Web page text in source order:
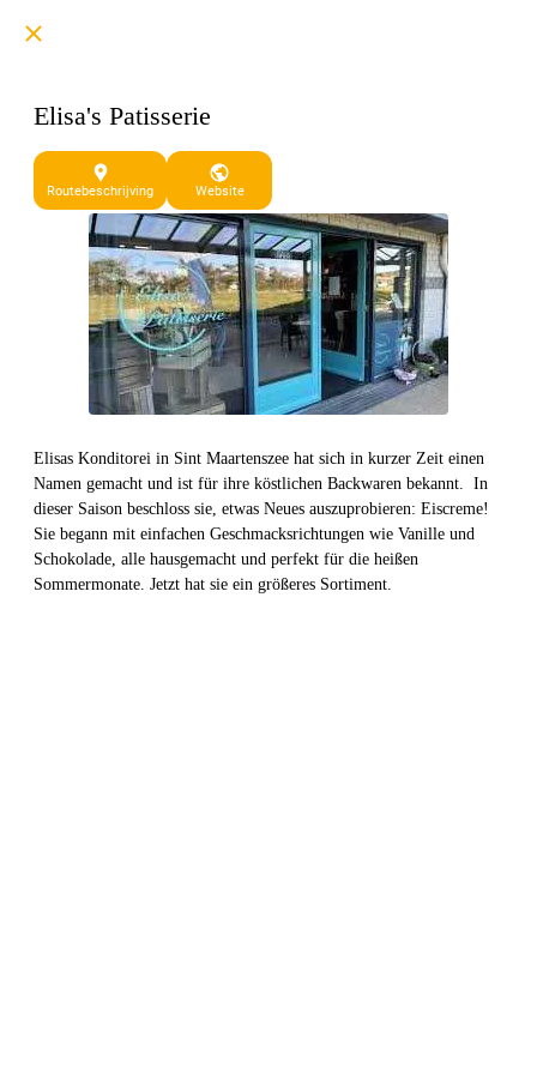
Elisa's Patisserie
Routebeschrijving Website
Elisas Konditorei in Sint Maartenszee hat sich in kurzer Zeit einen
Namen gemacht und ist für ihre köstlichen Backwaren bekannt. In
dieser Saison beschloss sie, etwas Neues auszuprobieren: Eiscreme!
Sie begann mit einfachen Geschmacksrichtungen wie Vanille und
Schokolade, alle hausgemacht und perfekt für die heißen
Sommermonate. Jetzt hat sie ein größeres Sortiment.